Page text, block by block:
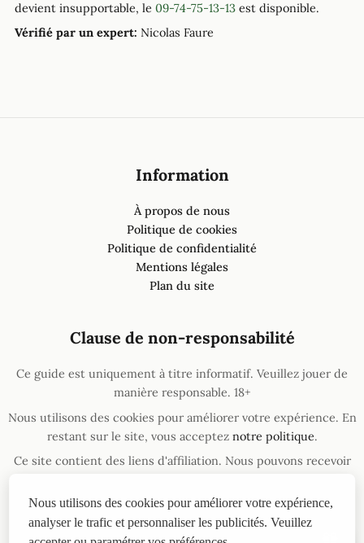
devient insupportable, le 09-74-75-13-13 est disponible.
Vérifié par un expert: Nicolas Faure
Information
À propos de nous
Politique de cookies
Politique de confidentialité
Mentions légales
Plan du site
Clause de non-responsabilité
Ce guide est uniquement à titre informatif. Veuillez jouer de
manière responsable. 18+
Nous utilisons des cookies pour améliorer votre expérience. En
restant sur le site, vous acceptez notre politique.
Ce site contient des liens d'affiliation. Nous pouvons recevoir
supplémentaire pour vous.
Si vous avez un problème de dépendance au jeu, vous pouvez
Nous utilisons des cookies pour améliorer votre expérience,
analyser le trafic et personnaliser les publicités. Veuillez